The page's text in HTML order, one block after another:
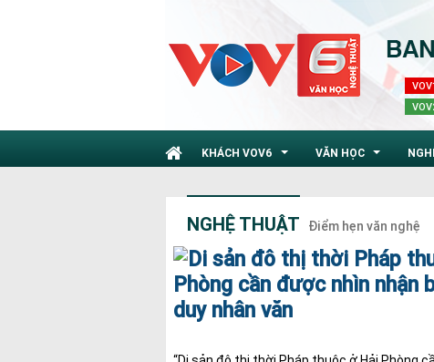
KHÁCH VOV6 VĂN HỌC
NGHỆ THUẬT Điểm hẹn văn nghệ